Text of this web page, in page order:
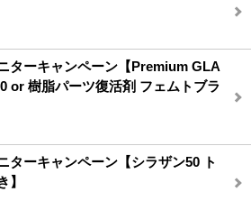
ターキャンペーン【Premium GLA
or 樹脂パーツ復活剤 フェムトブラ
ターキャンペーン【シラザン50 ト
】